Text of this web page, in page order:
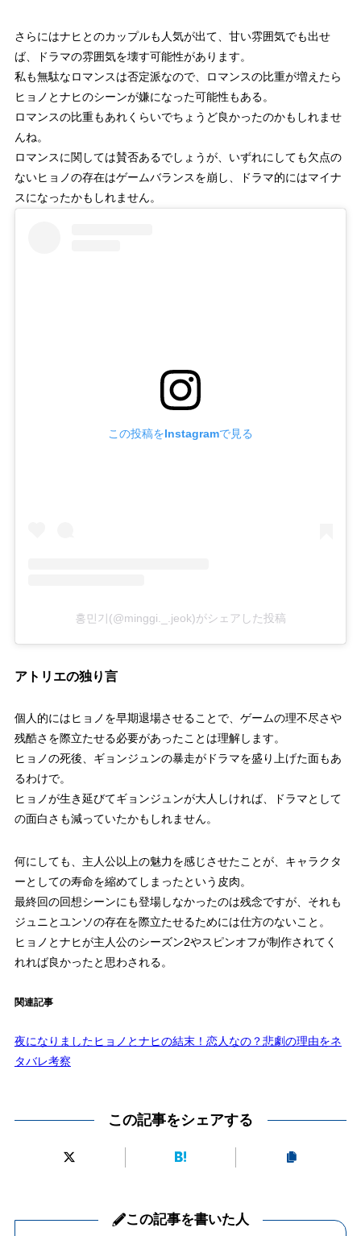
さらにはナヒとのカップルも人気が出て、甘い雰囲気でも出せ
ば、ドラマの雰囲気を壊す可能性があります。
私も無駄なロマンスは否定派なので、ロマンスの比重が増えたら
ヒョノとナヒのシーンが嫌になった可能性もある。
ロマンスの比重もあれくらいでちょうど良かったのかもしれませ
んね。
ロマンスに関しては賛否あるでしょうが、いずれにしても欠点の
ないヒョノの存在はゲームバランスを崩し、ドラマ的にはマイナ
スになったかもしれません。
この投稿をInstagramで見る
홍민기(@minggi._.jeok)がシェアした投稿
アトリエの独り言
個人的にはヒョノを早期退場させることで、ゲームの理不尽さや
残酷さを際立たせる必要があったことは理解します。
ヒョノの死後、ギョンジュンの暴走がドラマを盛り上げた面もあ
るわけで。
ヒョノが生き延びてギョンジュンが大人しければ、ドラマとして
の面白さも減っていたかもしれません。
何にしても、主人公以上の魅力を感じさせたことが、キャラクタ
ーとしての寿命を縮めてしまったという皮肉。
最終回の回想シーンにも登場しなかったのは残念ですが、それも
ジュニとユンソの存在を際立たせるためには仕方のないこと。
ヒョノとナヒが主人公のシーズン2やスピンオフが制作されてく
れれば良かったと思わされる。
関連記事
夜になりましたヒョノとナヒの結末！恋人なの？悲劇の理由をネ
タバレ考察
この記事をシェアする
この記事を書いた人